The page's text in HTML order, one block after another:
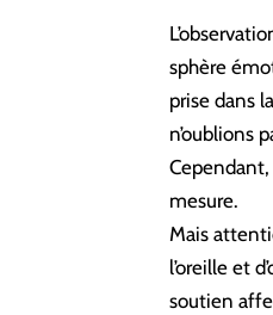
sphère
prise dans
n’oublions
mesure.
Mais
l’oreille et
soutien